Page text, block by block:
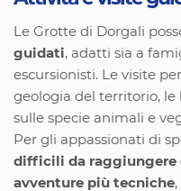
Le Grotte di Dorgali
guidati, adatti sia a
escursionisti. Le visite
geologia del territorio, le
sulle specie animali e
Per gli appassionati di
difficili da raggiungere
avventure più tecniche